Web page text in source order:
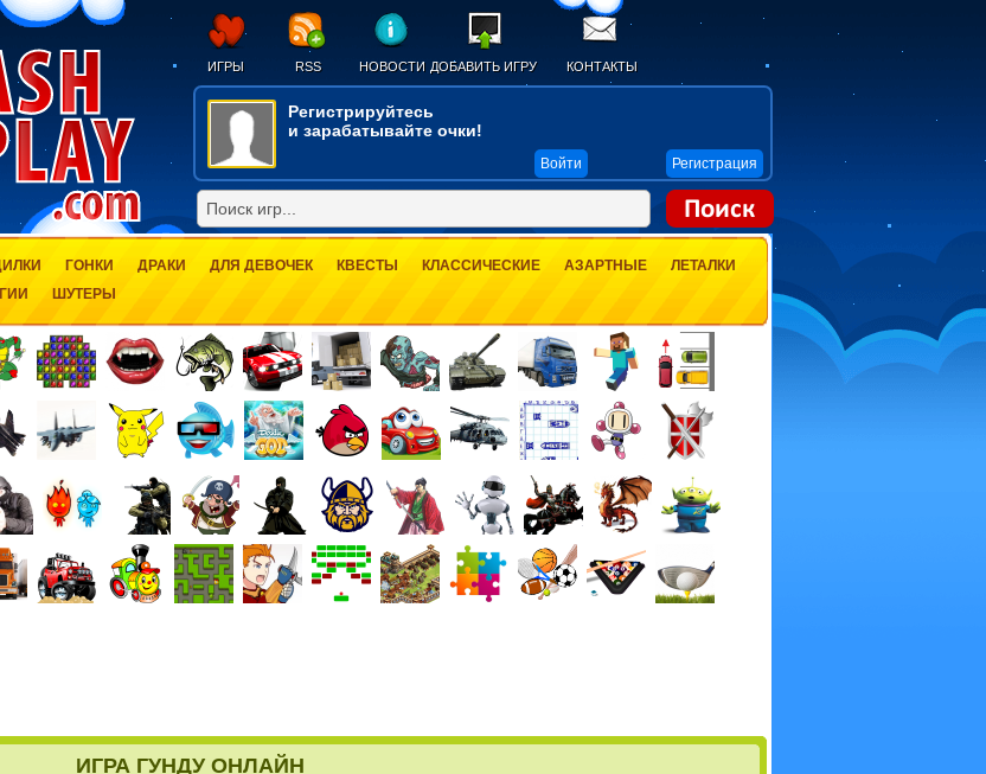
ИГРЫ RSS НОВОСТИ ДОБАВИТЬ ИГРУ КОНТАКТЫ
Регистрируйтесь
и зарабатывайте очки!
Войти Регистрация
ГОНКИ ДРАКИ ДЛЯ ДЕВОЧЕК КВЕСТЫ КЛАССИЧЕСКИЕ АЗАРТНЫЕ
ЛЕТАЛКИ
ШУТЕРЫ
ИГРА ГУНДУ ОНЛАЙН